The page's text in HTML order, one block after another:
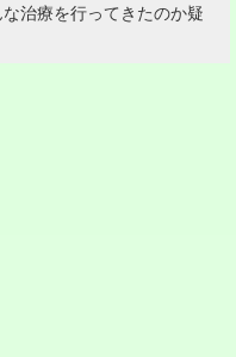
治療を行ってきたのか疑